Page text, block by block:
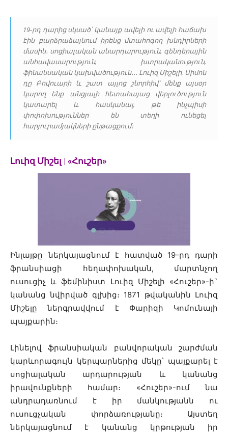
19-րդ դարից սկսած՝ կանայք ավելի ու ավելի հաճախ
էին բարձրաձայնում իրենց մտահոգող խնդիրների
մասին․ սոցիալական անարդարություն, գենդերային
անհավասարություն, խտրականություն,
ֆինանսական կախվածություն․․․ Լուիզ Միշելի, Սիմոն
դը Բովուարի և շատ այլոց շնորհիվ՝ մենք այսօր
կարող ենք անցյալի հետահայաց վերլուծություն
կատարել և հասկանալ, թե ինչպիսի
փոփոխություններ են տեղի ունեցել
հարյուրամյակների ընթացքում։
Լուիզ Միշել | «Հուշեր»
Ինլայթը ներկայացնում է հատված 19-րդ դարի
ֆրանսիացի հեղափոխական, մարտնչող
ուսուցիչ և ֆեմինիստ Լուիզ Միշելի «Հուշեր»-ի`
կանանց նվիրված գլխից։ 1871 թվականին Լուիզ
Միշելը ներգրավվում է Փարիզի Կոմունայի
պայքարին։
Լինելով ֆրանսիական բանվորական շարժման
կարևորագույն կերպարներից մեկը՝ պայքարել է
սոցիալական արդարության և կանանց
իրավունքների համար։ «Հուշեր»-ում նա
անդրադառնում է իր մանկությանն ու
ուսուցչական փորձառությանը։ Այստեղ
ներկայացնում է կանանց կրթության իր